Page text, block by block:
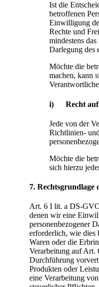
Ist die
betroffenen
Einwilligung
Rechte und
mindestens
Darlegung des
Möchte die
machen, kann
i) Recht auf
Jede von der
Richtlinien-
Möchte die
sich hierzu
7. Rechtsgrundlage
Art. 6 I lit. a DS-GVO
denen wir eine
personenbezogener
erforderlich, wie dies
Waren oder die
Verarbeitung auf Art.
Durchführung
Produkten oder
eine Verarbeitung